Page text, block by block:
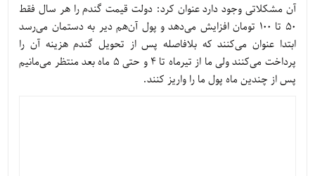
آن مشکلاتی وجود دارد عنوان کرد: دولت قیمت گندم را هر سال فقط
50 تا 100 تومان افزایش می‌دهد و پول آن‌هم دیر به دستمان می‌رسد
ابتدا عنوان می‌کنند که بلافاصله پس از تحویل گندم هزینه آن را
پرداخت می‌کنند ولی ما از تیرماه تا 4 و حتی 5 ماه بعد منتظر می‌مانیم
پس از چندین ماه پول ما را واریز کنند.